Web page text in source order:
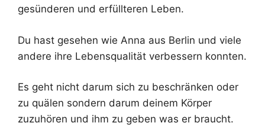
gesünderen und erfüllteren Leben.
Du hast gesehen wie Anna aus Berlin und viele
andere ihre Lebensqualität verbessern konnten.
Es geht nicht darum sich zu beschränken oder
zu quälen sondern darum deinem Körper
zuzuhören und ihm zu geben was er braucht.